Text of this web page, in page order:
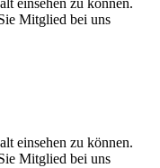
einsehen zu können.
Mitglied bei uns
einsehen zu können.
Mitglied bei uns